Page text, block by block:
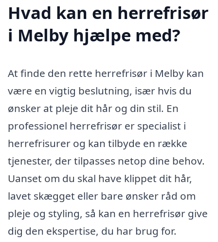
Hvad kan en herrefrisør
i Melby hjælpe med?
At finde den rette herrefrisør i Melby kan
være en vigtig beslutning, især hvis du
ønsker at pleje dit hår og din stil. En
professionel herrefrisør er specialist i
herrefrisurer og kan tilbyde en række
tjenester, der tilpasses netop dine behov.
Uanset om du skal have klippet dit hår,
lavet skægget eller bare ønsker råd om
pleje og styling, så kan en herrefrisør give
dig den ekspertise, du har brug for.